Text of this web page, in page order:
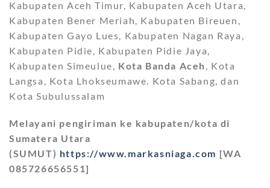
Kabupaten Aceh Timur, Kabupaten Aceh Utara,
Kabupaten Bener Meriah, Kabupaten Bireuen,
Kabupaten Gayo Lues, Kabupaten Nagan Raya,
Kabupaten Pidie, Kabupaten Pidie Jaya,
Kabupaten Simeulue, Kota Banda Aceh
, Kota
Langsa, Kota Lhokseumawe. Kota Sabang, dan
Kota Subulussalam
Melayani pengiriman ke kabupaten/kota di
Sumatera Utara
(SUMUT) https://www.markasniaga.com [WA
085726656551]